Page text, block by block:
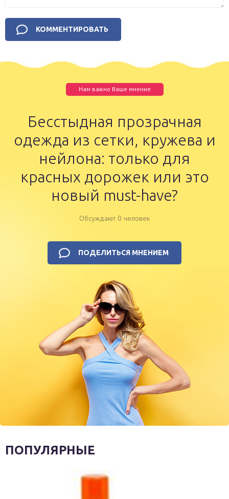
Нам важно Ваше мнение
Бесстыдная прозрачная
одежда из сетки, кружева и
нейлона: только для
красных дорожек или это
новый must-have?
Обсуждают 0 человек
ПОДЕЛИТЬСЯ МНЕНИЕМ
ПОПУЛЯРНЫЕ